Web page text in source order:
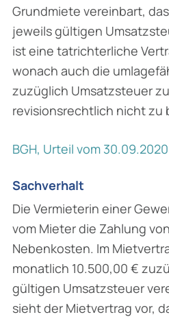
Grundmiete vereinbart,
jeweils gültigen
ist eine tatrichterliche
wonach auch die
zuzüglich Umsatzsteuer
revisionsrecht­lich nicht zu
BGH, Urteil vom
Sachverhalt
Die Vermieterin einer
vom Mieter die Zahlung
Nebenkosten. Im
monatlich 10.500,00 €
gültigen Umsatzsteuer
sieht der Mietvertrag vor,